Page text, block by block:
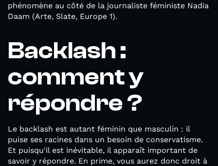
phénomène au côté de la journaliste féministe Nadia
Daam (Arte, Slate, Europe 1).
Backlash :
comment y
répondre ?
Le backlash est autant féminin que masculin : il
puise ses racines dans un besoin de conservatisme.
Et puisqu'il est inévitable, il apparaît important de
savoir y répondre. En prime, vous aurez donc droit à